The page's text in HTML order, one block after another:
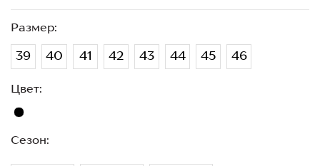
Размер:
39 40 41 42 43 44 45 46
Цвет:
Сезон: